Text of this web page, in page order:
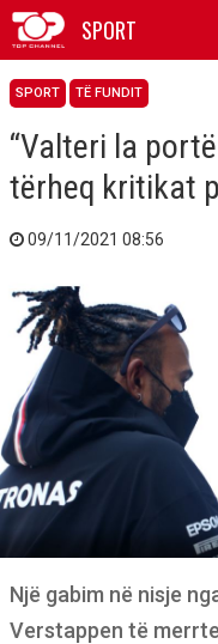
SPORT
SPORT TË FUNDIT
“Valteri la
tërheq kritikat
09/11/2021 08:56
Një gabim në nisje
Verstappen të